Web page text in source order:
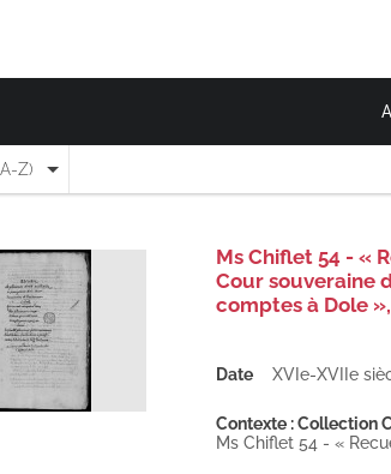
Z)
Ms Chiflet 54 - «
Cour souveraine
comptes à Dole
Date XVIe-XVIIe
Contexte : Collection
Ms Chiflet 54 - «